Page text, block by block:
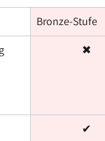
Bronze-Stufe
✖
✔